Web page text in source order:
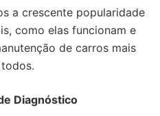
a crescente popularidade
como elas funcionam e
de carros mais
Diagnóstico